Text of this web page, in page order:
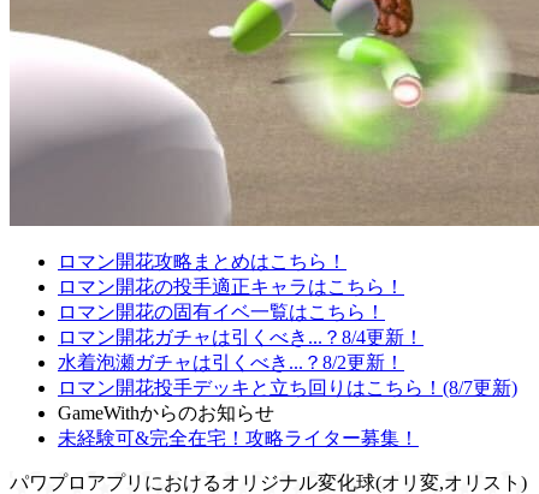
ロマン開花攻略まとめはこちら！
ロマン開花の投手適正キャラはこちら！
ロマン開花の固有イベ一覧はこちら！
ロマン開花ガチャは引くべき...？8/4更新！
水着泡瀬ガチャは引くべき...？8/2更新！
ロマン開花投手デッキと立ち回りはこちら！(8/7更新)
GameWithからのお知らせ
未経験可&完全在宅！攻略ライター募集！
パワプロアプリにおけるオリジナル変化球(オリ変,オリスト)